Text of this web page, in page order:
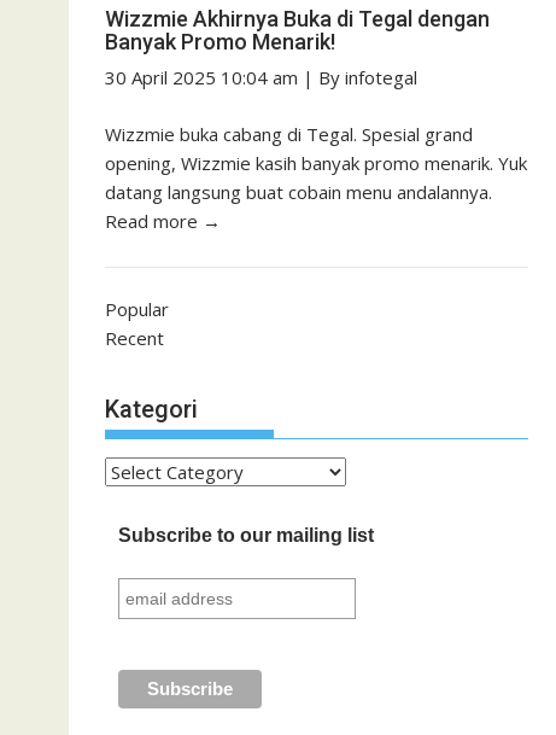
Wizzmie Akhirnya Buka di Tegal dengan
Banyak Promo Menarik!
30 April 2025 10:04 am | By infotegal
Wizzmie buka cabang di Tegal. Spesial grand
opening, Wizzmie kasih banyak promo menarik. Yuk
datang langsung buat cobain menu andalannya.
Read more →
Popular
Recent
Kategori
Kategori
Subscribe to our mailing list